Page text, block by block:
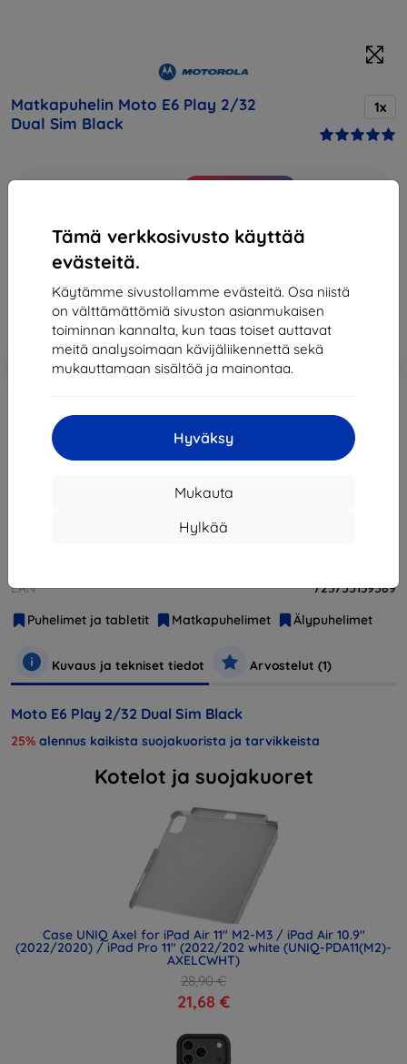
Tämä verkkosivusto käyttää
evästeitä.
Käytämme sivustollamme evästeitä. Osa niistä
on välttämättömiä sivuston asianmukaisen
toiminnan kannalta, kun taas toiset auttavat
meitä analysoimaan kävijäliikennettä sekä
mukauttamaan sisältöä ja mainontaa.
Hyväksy
Mukauta
Hylkää
Matkapuhelin Moto E6 Play 2/32
Dual Sim Black
1x
92,90 €
83,61 €
Hinta ilman ALV:tä67,43 €
-10%
Alennus kupongilla
EXTRA10
Lisää
ostoskoriin
Loppuunmyyty
EAN
723755139589
Puhelimet ja tabletit
Matkapuhelimet Älypuhelimet
Kuvaus ja tekniset tiedot Arvostelut (1)
Moto E6 Play 2/32 Dual Sim Black
25% alennus kaikista suojakuorista ja tarvikkeista
Kotelot ja suojakuoret
Case UNIQ Axel for iPad Air 11" M2-M3 / iPad Air 10.9"
(2022/2020) / iPad Pro 11" (2022/202 white (UNIQ-PDA11(M2)-
AXELCWHT)
28,90 €
21,68 €